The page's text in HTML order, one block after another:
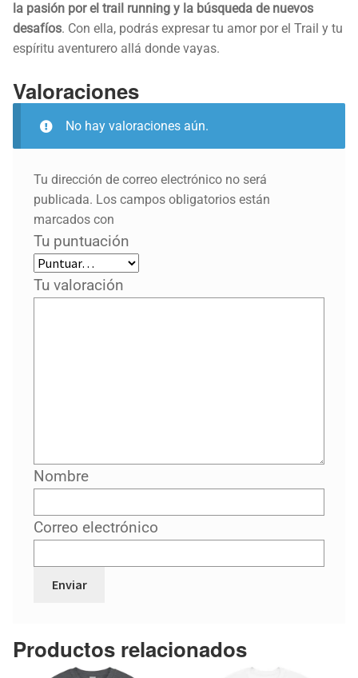
la pasión por el trail running y la búsqueda de nuevos
desafíos. Con ella, podrás expresar tu amor por el Trail y tu
espíritu aventurero allá donde vayas.
Valoraciones
No hay valoraciones aún.
Tu dirección de correo electrónico no será
publicada. Los campos obligatorios están
marcados con
Tu puntuación
Tu valoración
Nombre
Correo electrónico
Productos relacionados